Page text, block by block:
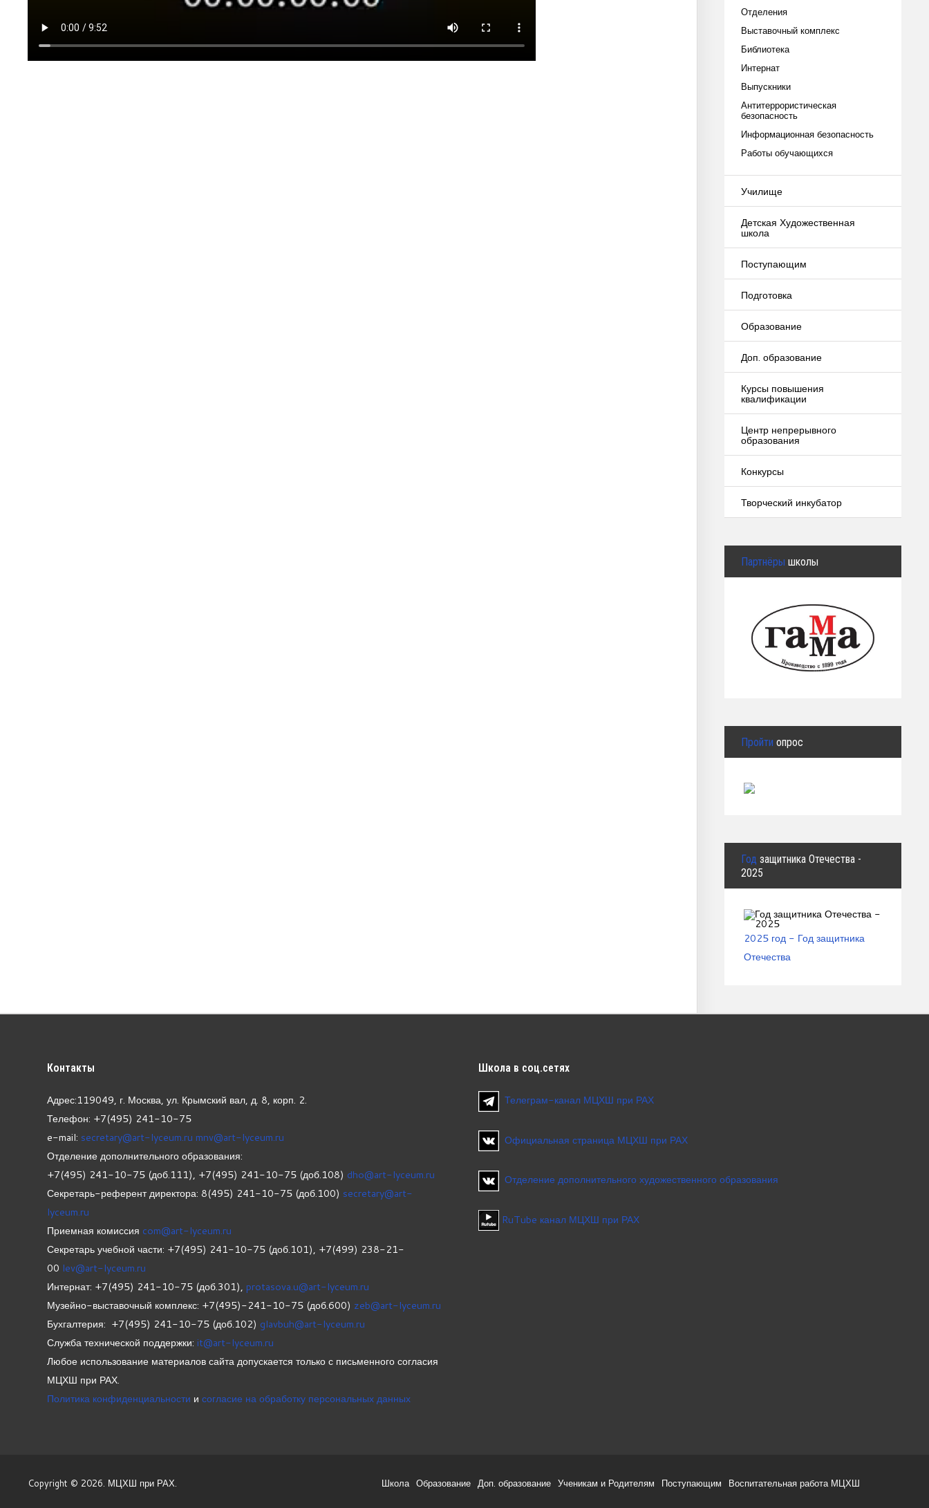
Отделения
Выставочный комплекс
Библиотека
Интернат
Выпускники
Антитеррористическая
безопасность
Информационная безопасность
Работы обучающихся
Училище
Детская Художественная
школа
Поступающим
Подготовка
Образование
Доп. образование
Курсы повышения
квалификации
Центр непрерывного
образования
Конкурсы
Творческий инкубатор
Партнёры школы
Пройти опрос
Год защитника Отечества -
2025
2025 год - Год защитника
Отечества
Контакты
Адрес:119049, г. Москва, ул. Крымский вал, д. 8, корп. 2.
Телефон: +7(495) 241-10-75
e-mail: secretary@art-lyceum.ru mnv@art-lyceum.ru
Отделение дополнительного образования:
+7(495) 241-10-75 (доб.111), +7(495) 241-10-75 (доб.108) dho@art-lyceum.ru
Секретарь-референт директора: 8(495) 241-10-75 (доб.100) secretary@art-
lyceum.ru
Приемная комиссия com@art-lyceum.ru
Секретарь учебной части: +7(495) 241-10-75 (доб.101), +7(499) 238-21-
00 lev@art-lyceum.ru
Интернат: +7(495) 241-10-75 (доб.301), protasova.u@art-lyceum.ru
Музейно-выставочный комплекс: +7(495)-241-10-75 (доб.600) zeb@art-lyceum.ru
Бухгалтерия: +7(495) 241-10-75 (доб.102) glavbuh@art-lyceum.ru
Служба технической поддержки: it@art-lyceum.ru
Любое использование материалов сайта допускается только с письменного согласия
МЦХШ при РАХ.
Политика конфиденциальности и согласие на обработку персональных данных
Школа в соц.сетях
Телеграм-канал МЦХШ при РАХ
Официальная страница МЦХШ при РАХ
Отделение дополнительного художественного образования
RuTube канал МЦХШ при РАХ
Copyright © 2026. МЦХШ при РАХ. Школа Образование Доп. образование Ученикам и Родителям Поступающим Воспитательная работа МЦХШ